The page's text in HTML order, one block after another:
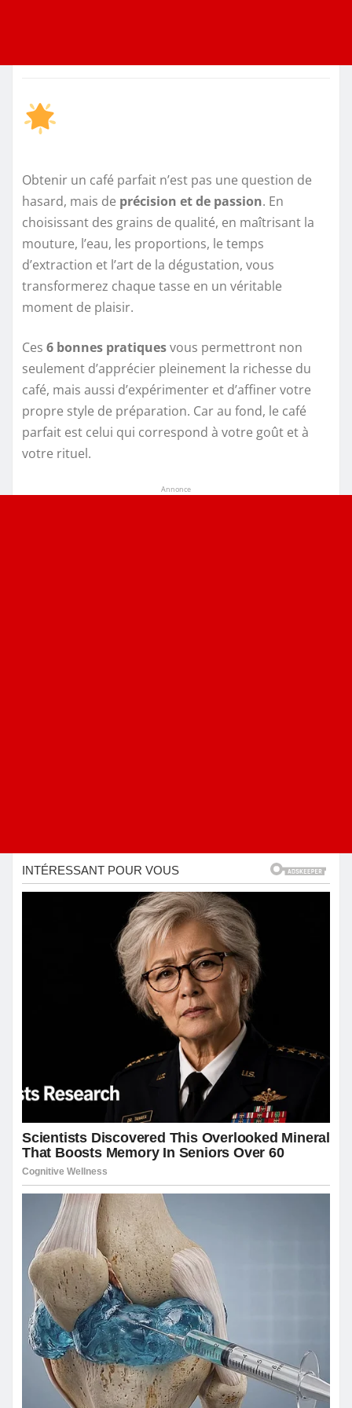
Obtenir un café parfait n’est pas une question de
hasard, mais de précision et de passion. En
choisissant des grains de qualité, en maîtrisant la
mouture, l’eau, les proportions, le temps
d’extraction et l’art de la dégustation, vous
transformerez chaque tasse en un véritable
moment de plaisir.
Ces 6 bonnes pratiquesvous permettront non
seulement d’apprécier pleinement la richesse du
café, mais aussi d’expérimenter et d’affiner votre
propre style de préparation. Car au fond, le café
parfait est celui qui correspond à votre goût et à
votre rituel.
Annonce